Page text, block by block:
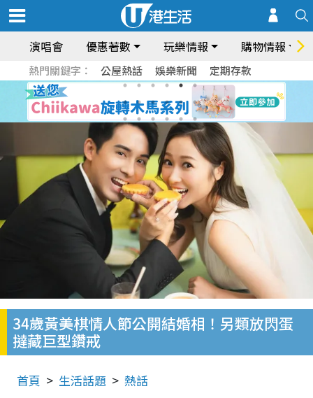
演唱會 優惠著數 玩樂情報 購物情報
熱門關鍵字： 公屋熱話 娛樂新聞 定期存款
34歲黃美棋情人節公開結婚相！另類放閃蛋
撻藏巨型鑽戒
首頁 生活話題 熱話